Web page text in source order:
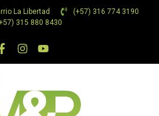
La Libertad
(+57) 316 774 3190
315 880 8430